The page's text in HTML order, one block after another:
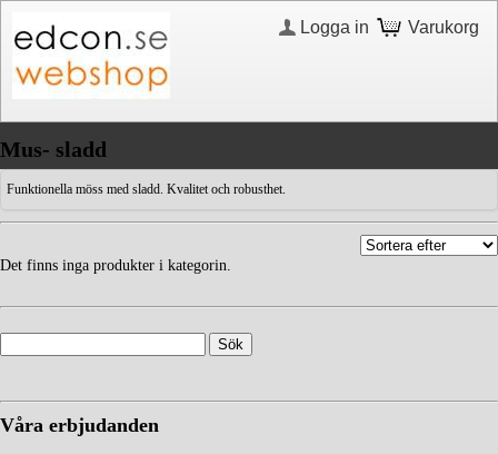
Varukorg
Logga in
Mus- sladd
Funktionella möss med sladd. Kvalitet och robusthet.
Det finns inga produkter i kategorin.
Våra erbjudanden